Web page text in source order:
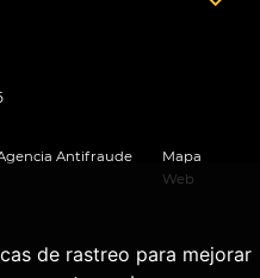
de rastreo para mejorar
Antifraude
Mapa
Web